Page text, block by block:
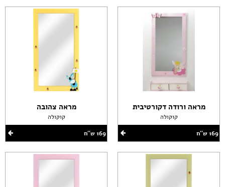
מראה ורודה דקורטיבית
קוקולה
169 ש''ח
מראה צהובה
קוקולה
169 ש''ח